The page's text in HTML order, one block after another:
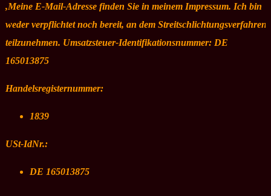
,Meine E-Mail-Adresse finden Sie in meinem Impressum. Ich bin
weder verpflichtet noch bereit, an dem Streitschlichtungsverfahren
teilzunehmen. Umsatzsteuer-Identifikationsnummer: DE
165013875
Handelsregisternummer:
1839
USt-IdNr.:
DE 165013875